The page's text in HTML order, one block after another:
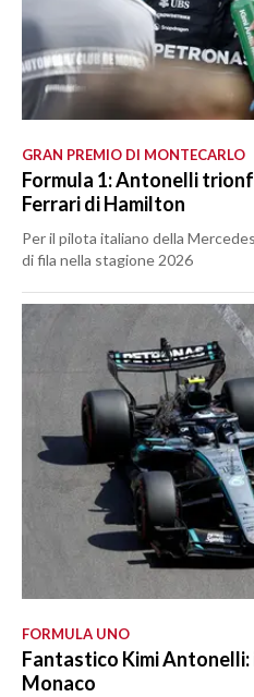
GRAN PREMIO DI MONTECARLO
Formula 1: Antonelli
Ferrari di Hamilton
Per il pilota italiano della
di fila nella stagione 2026
FORMULA UNO
Fantastico Kimi Antonelli:
Monaco